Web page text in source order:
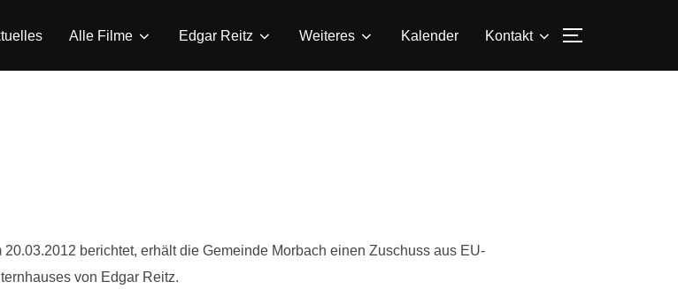
Alle Filme Edgar Reitz Weiteres Kalender Kontakt
berichtet, erhält die Gemeinde Morbach einen Zuschuss aus EU-
von Edgar Reitz.